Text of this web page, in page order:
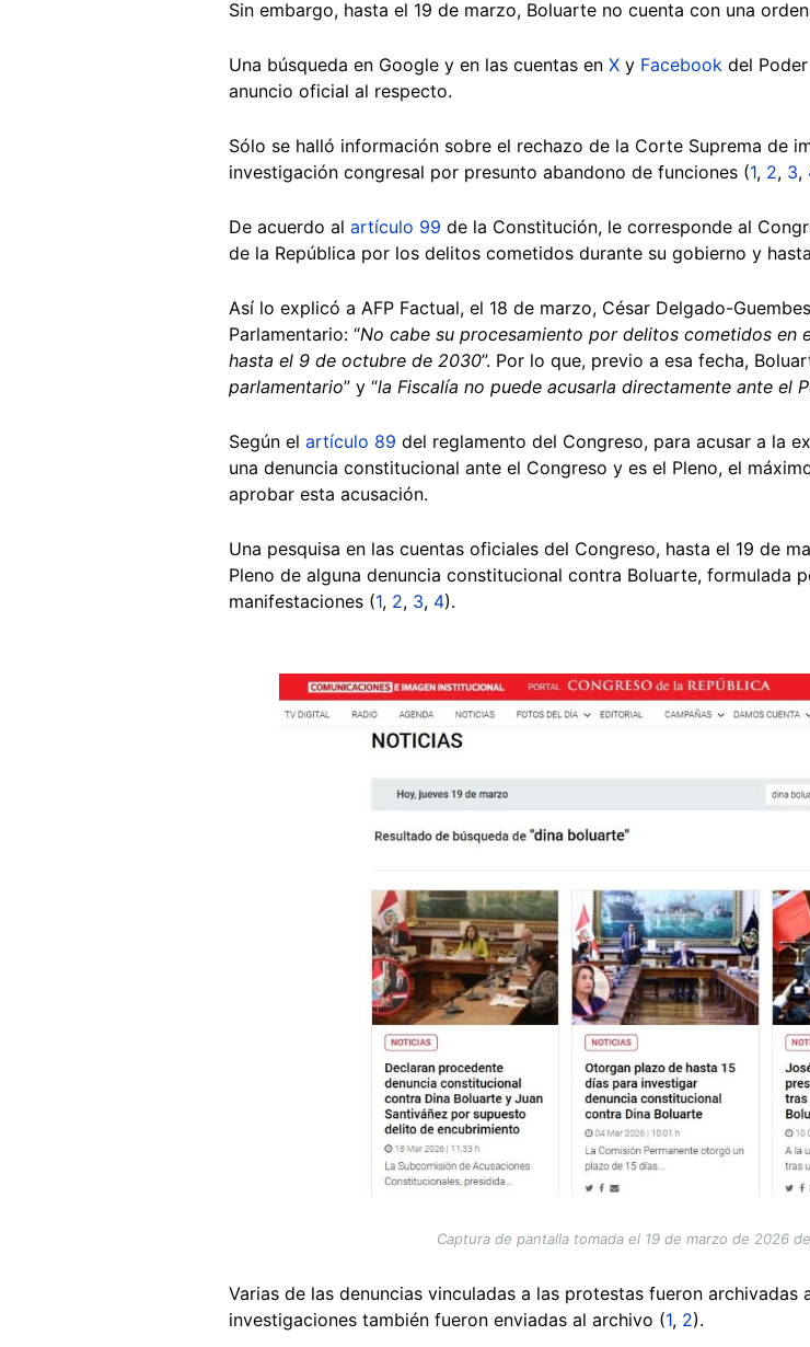
Sin embargo, hasta el 19 de marzo, Boluarte no cuenta con una
Una búsqueda en Google y en las cuentas en X y Facebook del
anuncio oficial al respecto.
Sólo se halló información sobre el rechazo de la Corte Suprema de
investigación congresal por presunto abandono de funciones (1, 2, 3,
De acuerdo al artículo 99 de la Constitución, le corresponde al
de la República por los delitos cometidos durante su gobierno y
Así lo explicó a AFP Factual, el 18 de marzo, César Delgado-
Parlamentario: “No cabe su procesamiento por delitos cometidos
hasta el 9 de octubre de 2030”. Por lo que, previo a esa fecha,
parlamentario” y “la Fiscalía no puede acusarla directamente ante el
Según el artículo 89 del reglamento del Congreso, para acusar a la
una denuncia constitucional ante el Congreso y es el Pleno, el
aprobar esta acusación.
Una pesquisa en las cuentas oficiales del Congreso, hasta el 19 de
Pleno de alguna denuncia constitucional contra Boluarte, formulada
manifestaciones (1, 2, 3, 4).
Captura de pantalla tomada el 19 de marzo de 2026
Varias de las denuncias vinculadas a las protestas fueron archivadas
investigaciones también fueron enviadas al archivo (1, 2).